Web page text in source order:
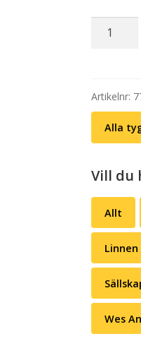
Tygväska:
Daniel
Wrestling
mängd
Artikelnr:
Alla
Vill du
Allt
Linnen
Wes